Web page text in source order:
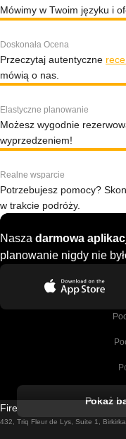
Mówimy w Twoim języku i
Doskonała Ocena
Przeczytaj autentyczne
mówią o nas.
Elastyczne planowanie
Możesz wygodnie
wyprzedzeniem!
Realne wsparcie
Potrzebujesz pomocy?
w trakcie podróży.
Nasza darmowa
planowanie nigdy nie
Pokaż
Firebird GT Limited (OC
432, Triq Fleur de Lys, Suite 1,